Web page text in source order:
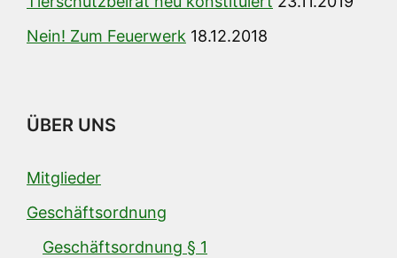
Nein! Zum Feuerwerk 18.12.2018
ÜBER UNS
Mitglieder
Geschäftsordnung
Geschäftsordnung § 1